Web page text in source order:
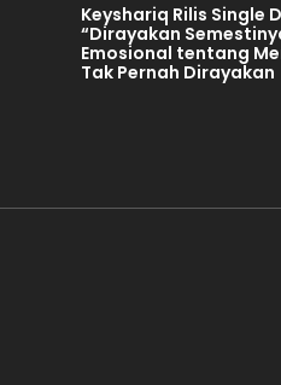
Keyshariq Rilis Single
“Dirayakan
Emosional tentang
Tak Pernah Dirayakan